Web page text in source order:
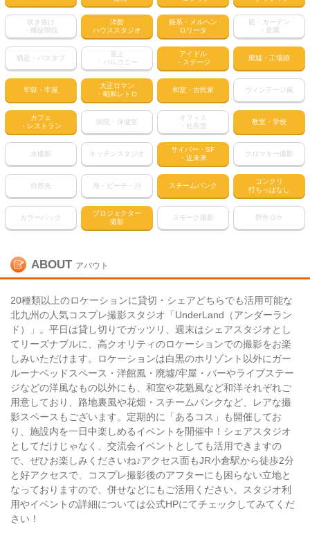
吹き抜け
・螺旋階段
洋館
ハウススタジオ
姫系・メルヘン
ロリータ
庭・ガーデン
・庭園
猫足・バスタブ
屋上
・バルコニー
アイドル
・ステージ
廃墟・工場跡
牢獄・牢屋
大正ロマン
・昭和レトロ
和室・古民家 ヴィンテージ風
カフェ
・レストラン
病院・保健室
オフィス
・社長室
教室・学校
水撮影 キッチンスタジオ
サイバー・SF
・近未来
クロマキー撮影
自然光 海・ビーチ・川 スチームパンク
コンクリ
打ちっぱなし
カラーパック
プロジェクター
撮影
スモーク撮影 野外ロケ
ABOUT アバウト
20種類以上のロケーションに貸切・シェアどちらでも活用可能な
北九州の人気コスプレ撮影スタジオ「UnderLand（アンダーラン
ド）」。平日は貸し切りでガッツリ、週末はシェアスタジオとし
てリーズナブルに、高クオリティのロケーションでの撮影をお楽
しみいただけます。ロケーションは白黒のホリゾント以外にガー
ルーナベッドスペース・洋館風・廃墟/牢屋・バーやライブステー
ジなどの洋風なもの以外にも、和室や花魁風など和洋それぞれご
用意しており、路地裏風や花畑・スチームパンクなど、レアな撮
影スペースもございます。定期的に「あるコス」も開催してお
り、施設内を一日中楽しめるイベントを開催中！シェアスタジオ
としてだけじゃなく、交流会イベントとしても活用できますの
で、ぜひお楽しみくださいね♪アクセス面もJR小倉駅から徒歩2分
と好アクセスで、コスプレ撮影後のアフターにも困らない立地と
なっておりますので、併せなどにもご活用ください。スタジオ利
用やイベントの詳細については公式HPにてチェックしてみてくだ
さい！